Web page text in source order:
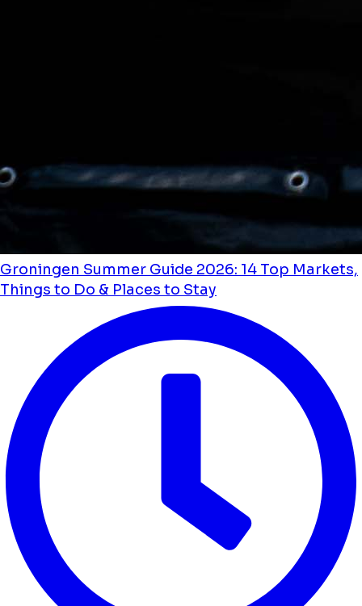
Groningen Summer Guide 2026: 14 Top Markets,
Things to Do & Places to Stay